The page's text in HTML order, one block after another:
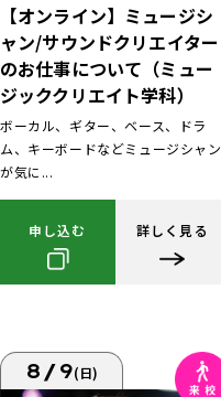
【オンライン】ミュージシ
ャン/サウンドクリエイター
のお仕事について（ミュー
ジッククリエイト学科）
ボーカル、ギター、ベース、ドラ
ム、キーボードなどミュージシャン
が気に...
申し込む 詳しく見る
8/9(日)